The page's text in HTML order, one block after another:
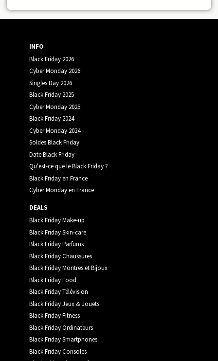
INFO
Black Friday 2026
Cyber Monday 2026
Singles Day 2026
Black Friday 2025
Cyber Monday 2025
Black Friday 2024
Cyber Monday 2024
Soldes Black Friday
Date Black Friday
Qu'est-ce que le Black Friday ?
Black Friday en France
Cyber Monday en France
DEALS
Black Friday Make-up
Black Friday Skin-care
Black Friday Parfums
Black Friday Chaussures
Black Friday Montres et Bijoux
Black Friday Food
Black Friday Télévision
Black Friday Jeux & Jouets
Black Friday Fitness
Black Friday Ordinateurs
Black Friday Smartphones
Black Friday Consoles